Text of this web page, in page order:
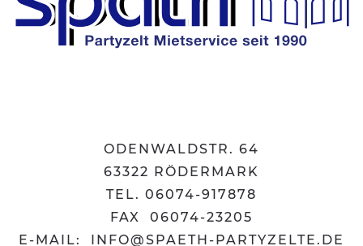
ODENWALDSTR. 64
63322 RÖDERMARK
TEL. 06074-917878
FAX 06074-23205
E-MAIL:
INFO@SPAETH-PARTYZELTE.DE